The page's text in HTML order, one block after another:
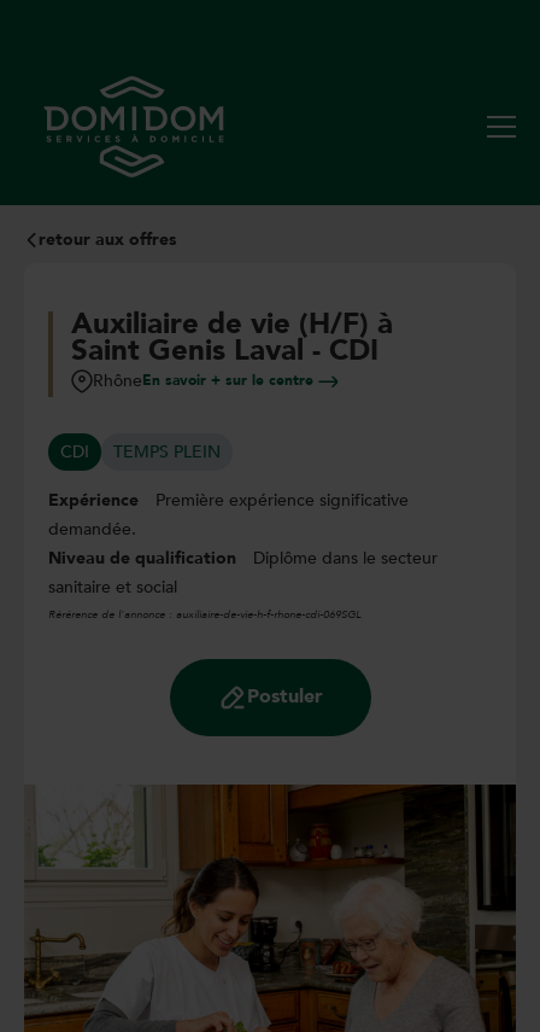
retour aux offres
Auxiliaire de vie (H/F) à
Saint Genis Laval - CDI
RhôneEn savoir + sur le centre
CDI TEMPS PLEIN
Expérience
Première expérience significative
demandée.
Niveau de qualification
Diplôme dans le secteur
sanitaire et social
Rérérence de l'annonce : auxiliaire-de-vie-h-f-rhone-cdi-069SGL
Postuler